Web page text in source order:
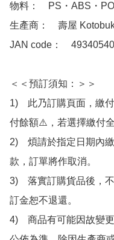
物料：　PS・ABS・
生產商：　壽屋
JAN code：　
＜＜預訂須知：＞＞
1)　此乃訂購頁面，繳
付餘額⚠️，若選擇繳付
2)　煩請於指定日期內
款，訂單將作取消。
3)　落實訂購貨品後，
訂金恕不退還。
4)　商品有可能因故變